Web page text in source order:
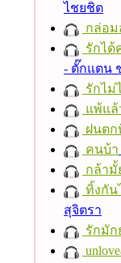
ไชยชิต
กล่อม
รักได้
- ตั๊กแตน
รักไม่
แพ้แล้
ฝนตก
คนบ้า
กล้ามั้
ทิ้งกัน
สุจิตรา
รักมัก